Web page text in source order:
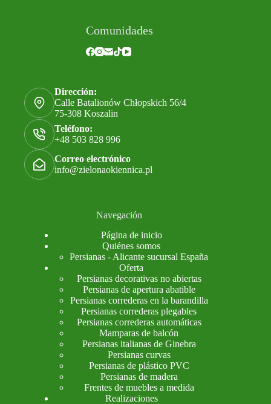
Comunidades
Dirección:
Calle Batalionów Chłopskich 56/4
75-308 Koszalin
Teléfono:
+48 503 828 996
Correo electrónico
info@zielonaokiennica.pl
Navegación
Página de inicio
Quiénes somos
Persianas - Alicante sucursal España
Oferta
Persianas decorativas no abiertas
Persianas de apertura abatible
Persianas correderas en la barandilla
Persianas correderas plegables
Persianas correderas automáticas
Mamparas de balcón
Persianas italianas de Ginebra
Persianas curvas
Persianas de plástico PVC
Persianas de madera
Frentes de muebles a medida
Realizaciones